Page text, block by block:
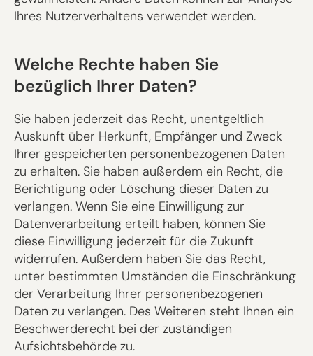
Ihres Nutzerverhaltens verwendet werden.
Welche Rechte haben Sie
bezüglich Ihrer Daten?
Sie haben jederzeit das Recht, unentgeltlich
Auskunft über Herkunft, Empfänger und Zweck
Ihrer gespeicherten personenbezogenen Daten
zu erhalten. Sie haben außerdem ein Recht, die
Berichtigung oder Löschung dieser Daten zu
verlangen. Wenn Sie eine Einwilligung zur
Datenverarbeitung erteilt haben, können Sie
diese Einwilligung jederzeit für die Zukunft
widerrufen. Außerdem haben Sie das Recht,
unter bestimmten Umständen die Einschränkung
der Verarbeitung Ihrer personenbezogenen
Daten zu verlangen. Des Weiteren steht Ihnen ein
Beschwerderecht bei der zuständigen
Aufsichtsbehörde zu.